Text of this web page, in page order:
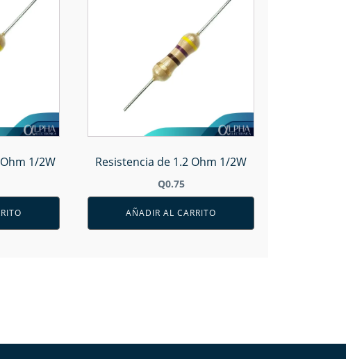
1/2W Resistencia de 1.2 Ohm 1/2W
Q0.75
AÑADIR AL CARRITO